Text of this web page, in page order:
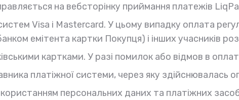
на вебсторінку приймання платежів
Visa і Mastercard. У цьому випадку оплата
емітента картки Покупця) і інших учасників
картками. У разі помилок або відмов в
платіжної системи, через яку здійснювалась
персональних даних та платіжних